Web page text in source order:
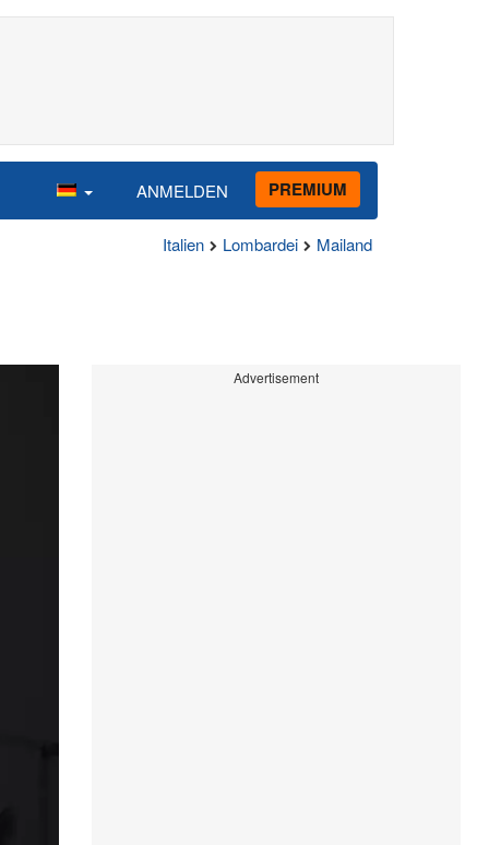
ANMELDEN PREMIUM
Italien Lombardei Mailand
Advertisement